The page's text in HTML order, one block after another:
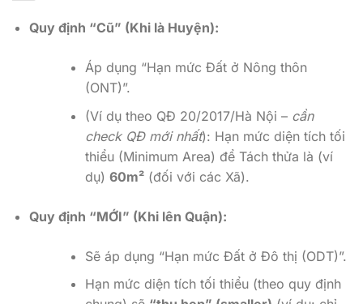
Quy định “Cũ” (Khi là Huyện):
Áp dụng “Hạn mức Đất ở Nông thôn
(ONT)”.
(Ví dụ theo QĐ 20/2017/Hà Nội – cần
check QĐ mới nhất): Hạn mức diện tích tối
thiểu (Minimum Area) để Tách thửa là (ví
dụ) 60m²(đối với các Xã).
Quy định “MỚI” (Khi lên Quận):
Sẽ áp dụng “Hạn mức Đất ở Đô thị (ODT)”.
Hạn mức diện tích tối thiểu (theo quy định